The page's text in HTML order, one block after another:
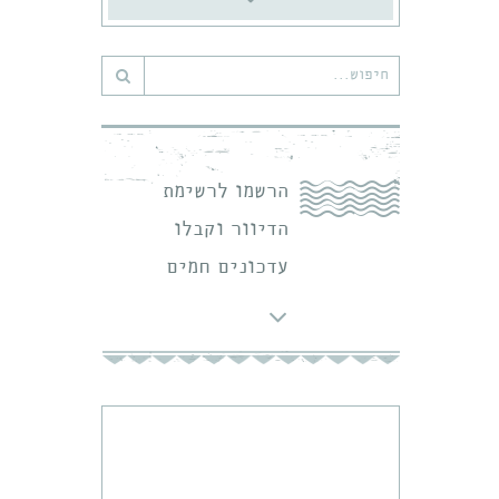
חיפוש
הרשמו לרשימת
הדיוור וקבלו
עדכונים חמים